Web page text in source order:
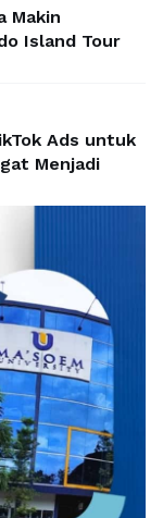
Makin
Island Tour
Ads untuk
Menjadi